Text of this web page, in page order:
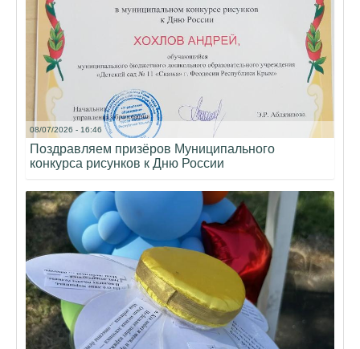
08/07/2026 - 16:46
Поздравляем призёров Муниципального
конкурса рисунков к Дню России